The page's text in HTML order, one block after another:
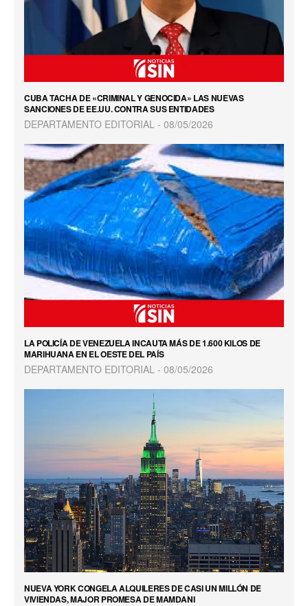
CUBA TACHA DE «CRIMINAL Y GENOCIDA» LAS NUEVAS
SANCIONES DE EE.UU. CONTRA SUS ENTIDADES
DEPARTAMENTO EDITORIAL 08/05/2026
LA POLICÍA DE VENEZUELA INCAUTA MÁS DE 1.600 KILOS DE
MARIHUANA EN EL OESTE DEL PAÍS
DEPARTAMENTO EDITORIAL 08/05/2026
NUEVA YORK CONGELA ALQUILERES DE CASI UN MILLÓN DE
VIVIENDAS, MAJOR PROMESA DE MAMDANI